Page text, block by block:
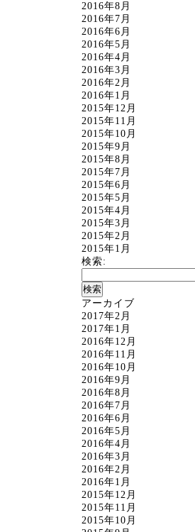
2016年8月
2016年7月
2016年6月
2016年5月
2016年4月
2016年3月
2016年2月
2016年1月
2015年12月
2015年11月
2015年10月
2015年9月
2015年8月
2015年7月
2015年6月
2015年5月
2015年4月
2015年3月
2015年2月
2015年1月
検索:
アーカイブ
2017年2月
2017年1月
2016年12月
2016年11月
2016年10月
2016年9月
2016年8月
2016年7月
2016年6月
2016年5月
2016年4月
2016年3月
2016年2月
2016年1月
2015年12月
2015年11月
2015年10月